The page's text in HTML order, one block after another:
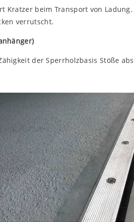
Kratzer beim Transport von Ladung.
verrutscht.
der Sperrholzbasis Stöße